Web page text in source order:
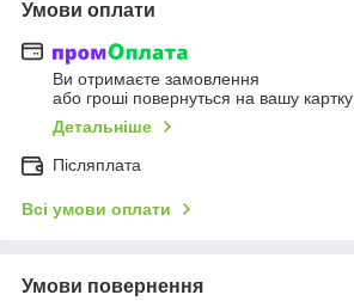
Умови оплати
Ви отримаєте замовлення
або гроші повернуться на вашу картку
Детальніше
Післяплата
Всі умови оплати
Умови повернення